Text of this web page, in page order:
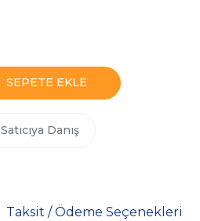
SEPETE EKLE
Satıcıya Danış
Taksit / Ödeme Seçenekleri